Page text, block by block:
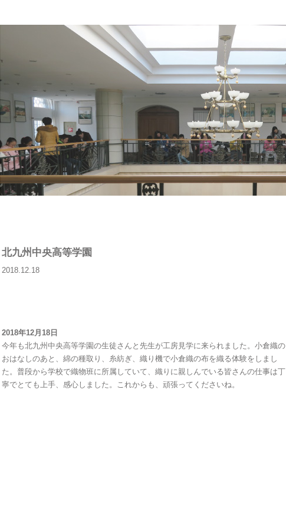
北九州中央高等学園
2018.12.18
2018年12月18日
今年も北九州中央高等学園の生徒さんと先生が工房見学に来られました。小倉織の
おはなしのあと、綿の種取り、糸紡ぎ、織り機で小倉織の布を織る体験をしまし
た。普段から学校で織物班に所属していて、織りに親しんでいる皆さんの仕事は丁
寧でとても上手、感心しました。これからも、頑張ってくださいね。